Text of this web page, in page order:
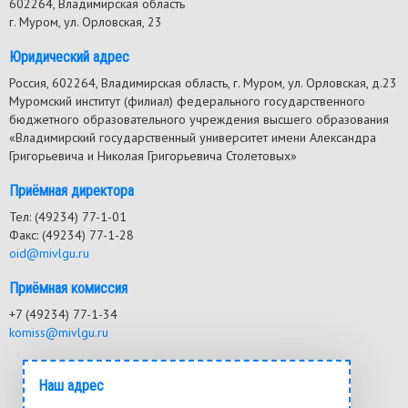
602264, Владимирская область
г. Муром, ул. Орловская, 23
Юридический адрес
Россия, 602264, Владимирская область, г. Муром, ул. Орловская, д.23
Муромский институт (филиал) федерального государственного
бюджетного образовательного учреждения высшего образования
«Владимирский государственный университет имени Александра
Григорьевича и Николая Григорьевича Столетовых»
Приёмная директора
Тел: (49234) 77-1-01
Факс: (49234) 77-1-28
oid@mivlgu.ru
Приёмная комиссия
+7 (49234) 77-1-34
komiss@mivlgu.ru
Наш адрес